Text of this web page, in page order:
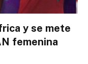
y se mete
femenina